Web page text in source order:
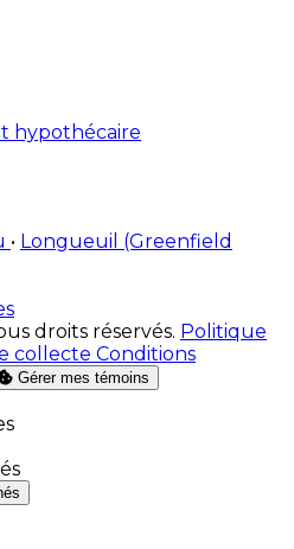
hypothécaire
• Longueuil (Greenfield
droits réservés. Politique
collecte Conditions
Gérer mes témoins